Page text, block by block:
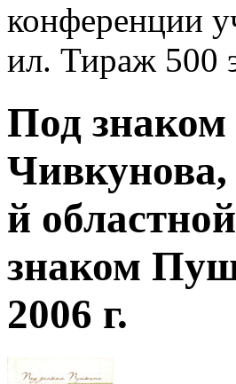
конференции
ил. Тираж 500
Под
й
знаком
2006 г.